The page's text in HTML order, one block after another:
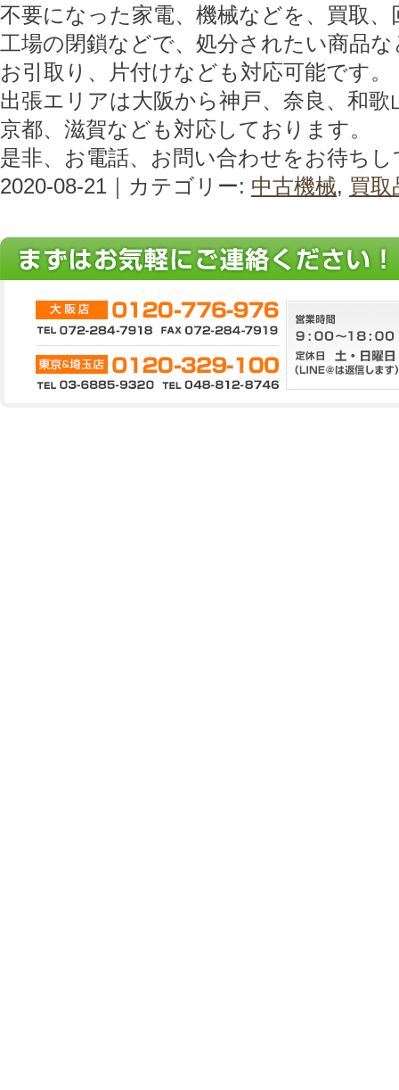
不要になった家電、機械などを、買取
工場の閉鎖などで、処分されたい商品な
お引取り、片付けなども対応可能です。
出張エリアは大阪から神戸、奈良、和歌
京都、滋賀なども対応しております。
是非、お電話、お問い合わせをお待ち
2020-08-21｜カテゴリー: 中古機械, 買取